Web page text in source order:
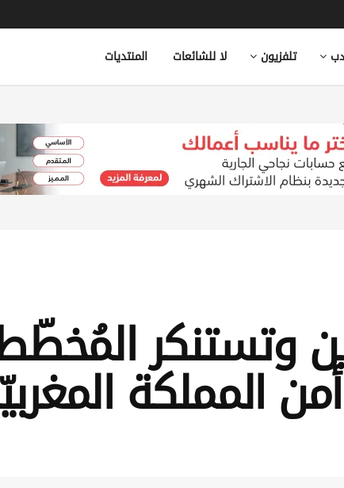
تلفزيون لا للشائعات المنتديات
وتستنكر
المملكة